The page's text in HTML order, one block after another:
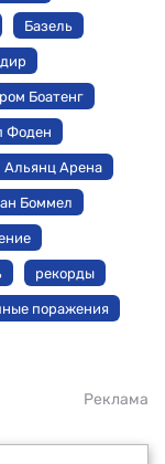
Базель
Боатенг
Фоден
Альянц Арена
Боммел
рекорды
поражения
Реклама